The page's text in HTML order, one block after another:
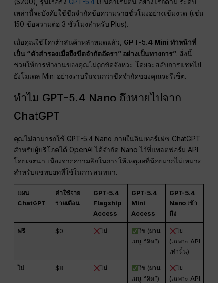
($200), รุ่นเรือธง GPT-5.4 เป็นค่าเริ่มต้น อย่างไรก็ตาม ระดับ
เหล่านี้จะบังคับใช้ขีดจำกัดข้อความรายชั่วโมงอย่างเข้มงวด (เช่น
150 ข้อความต่อ 3 ชั่วโมงสำหรับ Plus).
เมื่อคุณใช้โควต้าสินค้าหลักหมดแล้ว, GPT-5.4 Mini ทำหน้าที่
เป็น “ตัวสำรองเมื่อถึงขีดจำกัดอัตรา” อย่างเป็นทางการ”. สิ่งนี้
ช่วยให้การทำงานของคุณไม่ถูกขัดจังหวะ โดยจะสลับการแชทไป
ยังโมเดล Mini อย่างราบรื่นจนกว่าขีดจำกัดของคุณจะรีเซ็ต.
ทำไม GPT-5.4 Nano ถึงหายไปจาก
ChatGPT
คุณไม่สามารถใช้ GPT-5.4 Nano ภายในอินเทอร์เฟซ ChatGPT
สำหรับผู้บริโภคได้ OpenAI ได้จำกัด Nano ไว้ที่แพลตฟอร์ม API
โดยเจตนา เนื่องจากความลึกในการให้เหตุผลที่น้อยมากไม่เหมาะ
สำหรับแชทบอทที่ใช้ในการสนทนา.
แผน
ChatGPT
ค่าใช้จ่าย
รายเดือน
GPT-5.4
Flagship
Access
GPT-5.4
Mini
Access
GPT-5.4
Nano เข้า
ถึง
ฟรี $0 ไม่
ใช่ (ผ่าน
เมนู “คิด”)
ไม่
(เฉพาะ API
เท่านั้น)
ไป $8 ไม่
ใช่ (ผ่าน
เมนู “คิด”)
ไม่
(เฉพาะ API